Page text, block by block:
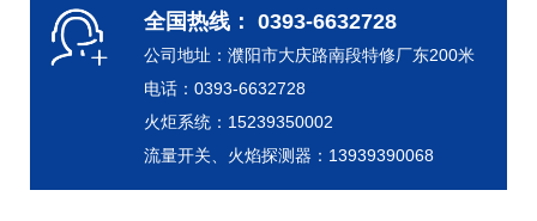
全国热线： 0393-6632728
公司地址：濮阳市大庆路南段特修厂东200米
电话：0393-6632728
火炬系统：15239350002
流量开关、火焰探测器：13939390068